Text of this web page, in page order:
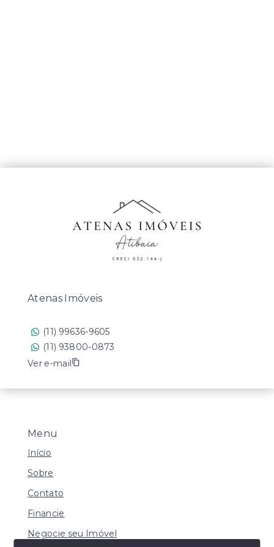
Menu
Início
Sobre
Contato
Financie
Negocie seu Imóvel
Atenas Imóveis
(11) 99636-9605
(11) 93800-0873
Ver e-mail